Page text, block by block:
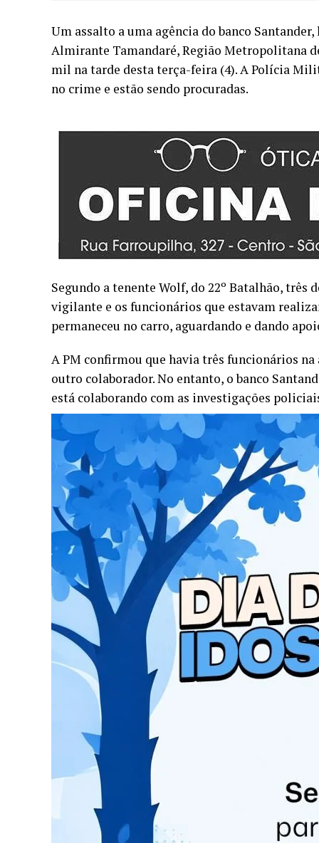
Um assalto a uma agência do banco
Almirante Tamandaré, Região Metropolitana
mil na tarde desta terça-feira (4). A Polícia
no crime e estão sendo procuradas.
Segundo a tenente Wolf, do 22º Batalhão,
vigilante e os funcionários que estavam
permaneceu no carro, aguardando e dando
A PM confirmou que havia três funcionários
outro colaborador. No entanto, o banco
está colaborando com as investigações
Pouco depois do crime, a polícia encontrou
carro, foi apreendida uma espingarda calibre
do crime, também foi encontrado próximo ao
A PM suspeita que o grupo tinha
disse a tenente Wolf.
A polícia continua a busca pelos suspeitos na
assalto, embora uma funcionária grávida
Durante as investigações, a polícia recebeu
marcas de tiros, foi encontrada em Rio Branco
veículo esteja relacionado ao assalto ao banco.
A Polícia Civil irá abrir um inquérito para